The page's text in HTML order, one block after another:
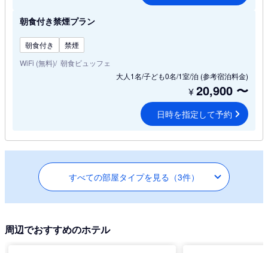
朝食付き禁煙プラン
朝食付き
禁煙
WiFi (無料) 朝食ビュッフェ
大人1名/子ども0名/1室/泊 (参考宿泊料金)
¥20,900 〜
日時を指定して予約
すべての部屋タイプを見る（3件）
周辺でおすすめのホテル